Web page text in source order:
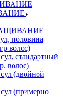
половина
волос)
стандартный
волос)
(двойной
(примерно